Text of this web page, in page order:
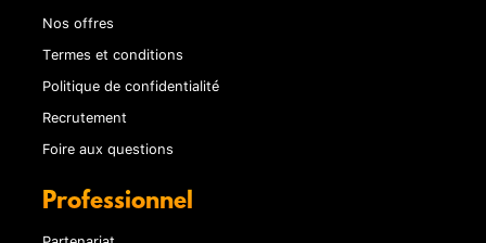
Nos offres
Termes et conditions
Politique de confidentialité
Recrutement
Foire aux questions
Professionnel